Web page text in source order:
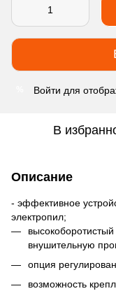
Войти для
В
Описание
- эффективное
электропил;
внушительную
опция
возможность